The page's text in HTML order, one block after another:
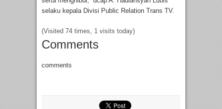
selaku kepala Divisi Public Relation Trans TV.
(Visited 74 times, 1 visits today)
Comments
comments